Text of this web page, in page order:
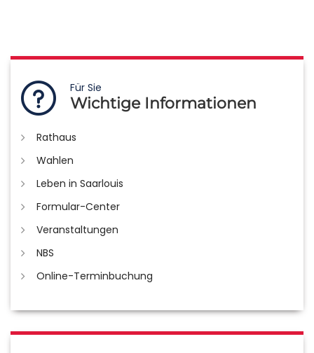
Für Sie
Wichtige Informationen
Rathaus
Wahlen
Leben in Saarlouis
Formular-Center
Veranstaltungen
NBS
Online-Terminbuchung